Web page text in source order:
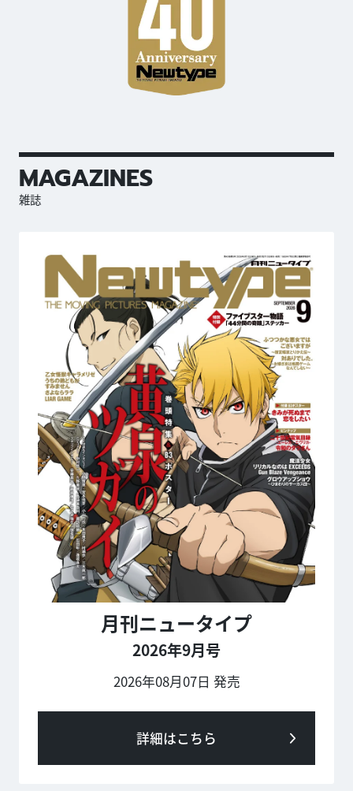
MAGAZINES
雑誌
月刊ニュータイプ
2026年9月号
2026年08月07日 発売
詳細はこちら